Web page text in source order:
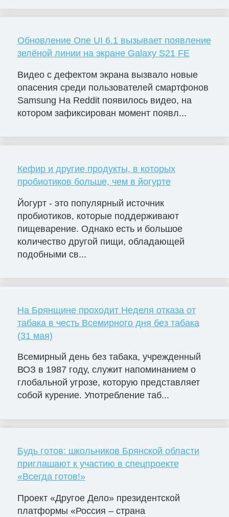
Обновление One UI 6.1 вызывает появление
зелёной линии на экране Galaxy S21 FE
Видео с дефектом экрана вызвало новые
опасения среди пользователей смартфонов
Samsung На Reddit появилось видео, на
котором зафиксирован момент появл...
Кефир и другие продукты, в которых
пробиотиков больше, чем в йогурте
Йогурт - это популярный источник
пробиотиков, которые поддерживают
пищеварение. Однако есть и большое
количество другой пищи, обладающей
подобными св...
На Брянщине проходит Неделя отказа от
табака в честь Всемирного дня без табака
(31 мая)
Всемирный день без табака, учрежденный
ВОЗ в 1987 году, служит напоминанием о
глобальной угрозе, которую представляет
собой курение. Употребление таб...
Будь готов: школьников Брянской области
приглашают к участию в спецпроекте
«Всегда готов!»
Проект «Другое Дело» президентской
платформы «Россия – страна